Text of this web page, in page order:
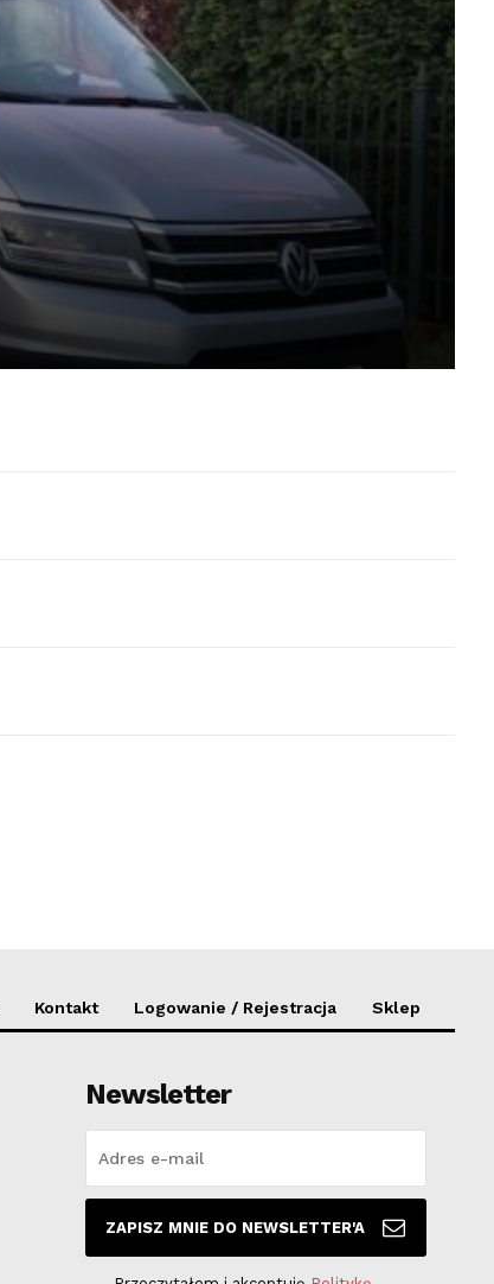
Kontakt Logowanie / Rejestracja Sklep
Newsletter
ZAPISZ MNIE DO NEWSLETTER'A